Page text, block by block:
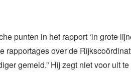
punten in het rapport ‘in grote
rapportages over de
gemeld.” Hij zegt niet voor uit